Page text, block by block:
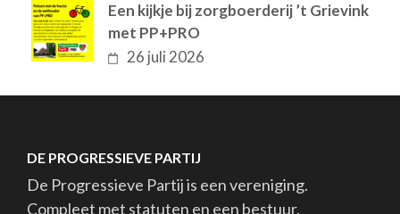
Een kijkje bij zorgboerderij ’t Grievink
met PP+PRO
26 juli 2026
DE PROGRESSIEVE PARTIJ
De Progressieve Partij is een vereniging.
Compleet met statuten en een bestuur.